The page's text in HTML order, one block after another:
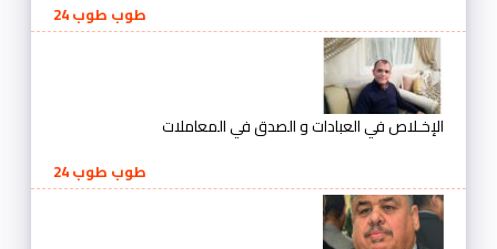
طوب طوب 24
الإخـلاص في العبادات و الصدق في المعاملات
طوب طوب 24